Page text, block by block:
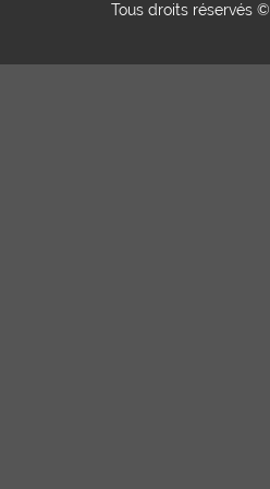
Tous droits réservés ©